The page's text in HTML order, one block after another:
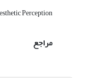
Perception
مراجع